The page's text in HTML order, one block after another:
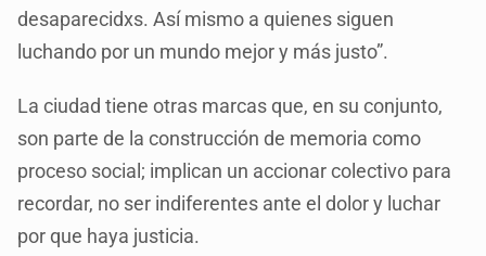
desaparecidxs. Así mismo a quienes siguen
luchando por un mundo mejor y más justo”.
La ciudad tiene otras marcas que, en su conjunto,
son parte de la construcción de memoria como
proceso social; implican un accionar colectivo para
recordar, no ser indiferentes ante el dolor y luchar
por que haya justicia.